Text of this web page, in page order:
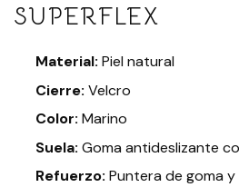
SUPERFLEX
Material: Piel natural
Cierre: Velcro
Color: Marino
Suela: Goma antideslizante
Refuerzo: Puntera de goma